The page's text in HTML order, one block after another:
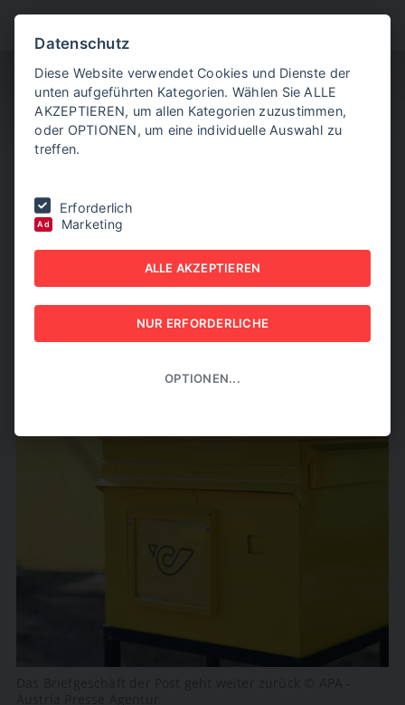
ersten Quartal eingebrochen
GEWINN DER POST IM
ERSTEN QUARTAL
EINGEBROCHEN
Datenschutz
Diese Website verwendet Cookies und Dienste der
unten aufgeführten Kategorien. Wählen Sie ALLE
AKZEPTIEREN, um allen Kategorien zuzustimmen,
oder OPTIONEN, um eine individuelle Auswahl zu
treffen.
Erforderlich
Ad Marketing
ALLE AKZEPTIEREN
NUR ERFORDERLICHE
OPTIONEN...